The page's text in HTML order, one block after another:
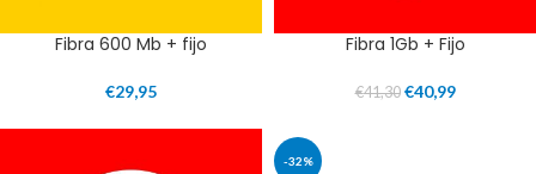
Fibra 600 Mb + fijo
€29,95
Fibra 1Gb + Fijo
€41,30 €40,99
-32%